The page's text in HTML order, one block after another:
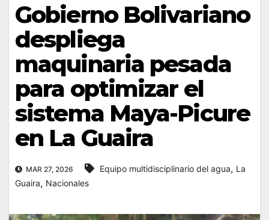
Gobierno Bolivariano
despliega
maquinaria pesada
para optimizar el
sistema Maya-Picure
en La Guaira
MAR 27, 2026 Equipo multidisciplinario del agua, La
Guaira, Nacionales